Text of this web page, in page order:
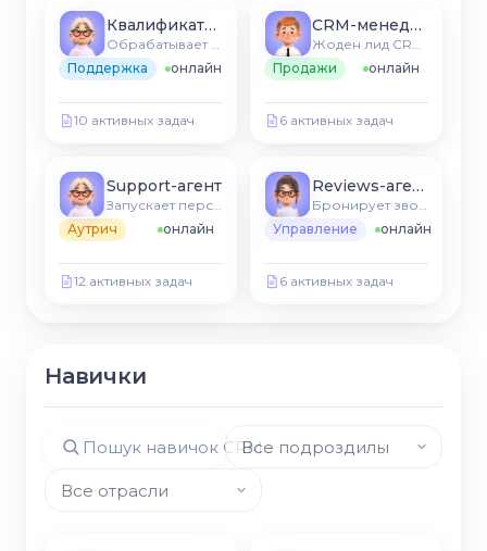
Квалификатор лидов
Поддержка
онлайн
10 активных задач
CRM-менеджер
Продажи
онлайн
6 активных задач
Support-агент
Аутрич
онлайн
12 активных задач
Reviews-агент
Управление
онлайн
6 активных задач
Навички